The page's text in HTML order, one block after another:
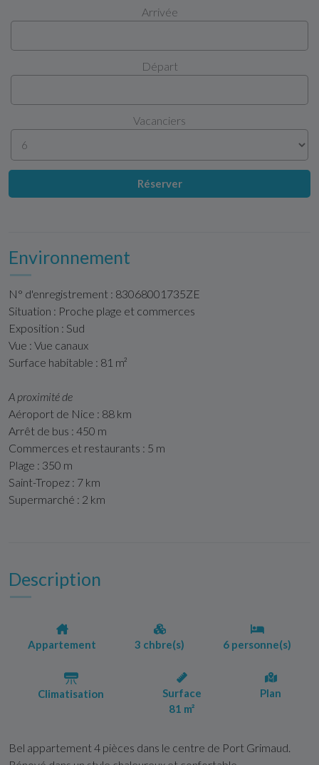
Arrivée
Départ
Vacanciers
Réserver
Environnement
N° d'enregistrement : 83068001735ZE
Situation : Proche plage et commerces
Exposition : Sud
Vue : Vue canaux
Surface habitable : 81 m²
A proximité de
Aéroport de Nice : 88 km
Arrêt de bus : 450 m
Commerces et restaurants : 5 m
Plage : 350 m
Saint-Tropez : 7 km
Supermarché : 2 km
Description
Appartement 3 chbre(s) 6 personne(s)
Climatisation
Surface
81 m²
Plan
Bel appartement 4 pièces dans le centre de Port Grimaud.